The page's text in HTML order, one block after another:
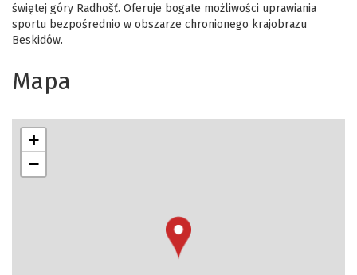
świętej góry Radhošť. Oferuje bogate możliwości uprawiania
sportu bezpośrednio w obszarze chronionego krajobrazu
Beskidów.
Mapa
+
−